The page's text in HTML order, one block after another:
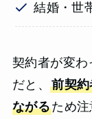
結婚・世
契約者が変わ
だと、前契
ながるため注